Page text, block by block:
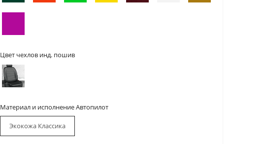
Цвет чехлов инд. пошив
Материал и исполнение Автопилот
Экокожа Классика